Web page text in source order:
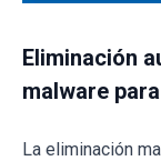
Eliminación
malware
La eliminación